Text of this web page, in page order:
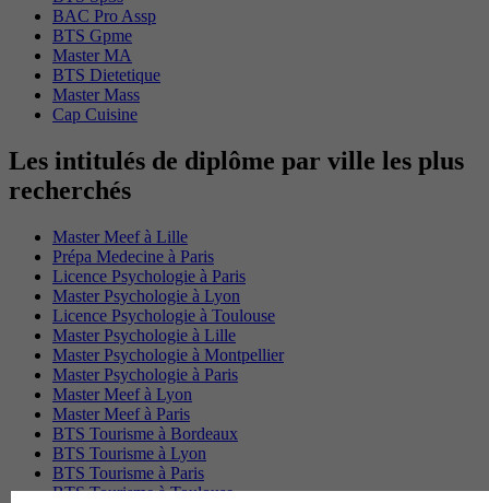
BAC Pro Assp
BTS Gpme
Master MA
BTS Dietetique
Master Mass
Cap Cuisine
Les intitulés de diplôme par ville les plus
recherchés
Master Meef à Lille
Prépa Medecine à Paris
Licence Psychologie à Paris
Master Psychologie à Lyon
Licence Psychologie à Toulouse
Master Psychologie à Lille
Master Psychologie à Montpellier
Master Psychologie à Paris
Master Meef à Lyon
Master Meef à Paris
BTS Tourisme à Bordeaux
BTS Tourisme à Lyon
BTS Tourisme à Paris
BTS Tourisme à Toulouse